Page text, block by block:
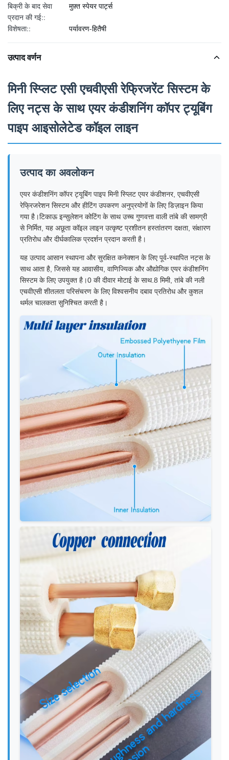
बिक्री के बाद सेवा
प्रदान की गई::
मुफ़्त स्पेयर पार्ट्स
विशेषता:: पर्यावरण-हितैषी
उत्पाद वर्णन
मिनी स्प्लिट एसी एचवीएसी रेफ्रिजरेंट सिस्टम के
लिए नट्स के साथ एयर कंडीशनिंग कॉपर ट्यूबिंग
पाइप आइसोलेटेड कॉइल लाइन
उत्पाद का अवलोकन
एयर कंडीशनिंग कॉपर ट्यूबिंग पाइप मिनी स्प्लिट एयर कंडीशनर, एचवीएसी
रेफ्रिजरेशन सिस्टम और हीटिंग उपकरण अनुप्रयोगों के लिए डिज़ाइन किया
गया है।टिकाऊ इन्सुलेशन कोटिंग के साथ उच्च गुणवत्ता वाली तांबे की सामग्री
से निर्मित, यह अछूता कॉइल लाइन उत्कृष्ट प्रशीतन हस्तांतरण दक्षता, संक्षारण
प्रतिरोध और दीर्घकालिक प्रदर्शन प्रदान करती है।
यह उत्पाद आसान स्थापना और सुरक्षित कनेक्शन के लिए पूर्व-स्थापित नट्स के
साथ आता है, जिससे यह आवासीय, वाणिज्यिक और औद्योगिक एयर कंडीशनिंग
सिस्टम के लिए उपयुक्त है।0 की दीवार मोटाई के साथ.8 मिमी, तांबे की नली
एचवीएसी शीतलता परिसंचरण के लिए विश्वसनीय दबाव प्रतिरोध और कुशल
थर्मल चालकता सुनिश्चित करती है।